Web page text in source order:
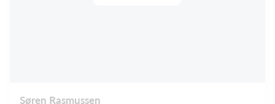
Søren Rasmussen